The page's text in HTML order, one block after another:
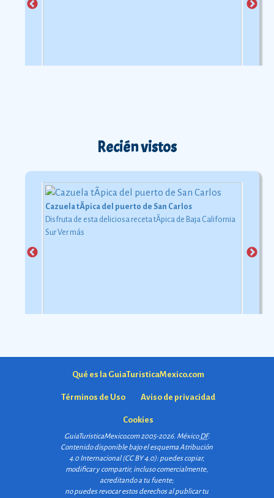
Recién vistos
Cazuela tÃ­pica del puerto de San Carlos
Disfruta de esta deliciosa receta tÃ­pica de Baja California
SurVer más
Qué es la GuiaTuristicaMexico.com
Términos de Uso Aviso de privacidad
Cookies
GuiaTuristicaMexico.com 2005-2026. MéxicoDF.
Contenido disponible bajo el esquemaAtribución
4.0 Internacional (CC BY 4.0): puedes copiar,
modificar y compartir, incluso comercialmente,
acreditando a tu fuente;
no puedes revocar estos derechos al publicar tu